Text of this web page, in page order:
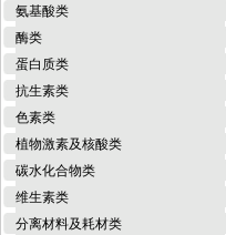
氨基酸类
酶类
蛋白质类
抗生素类
色素类
植物激素及核酸类
碳水化合物类
维生素类
分离材料及耗材类